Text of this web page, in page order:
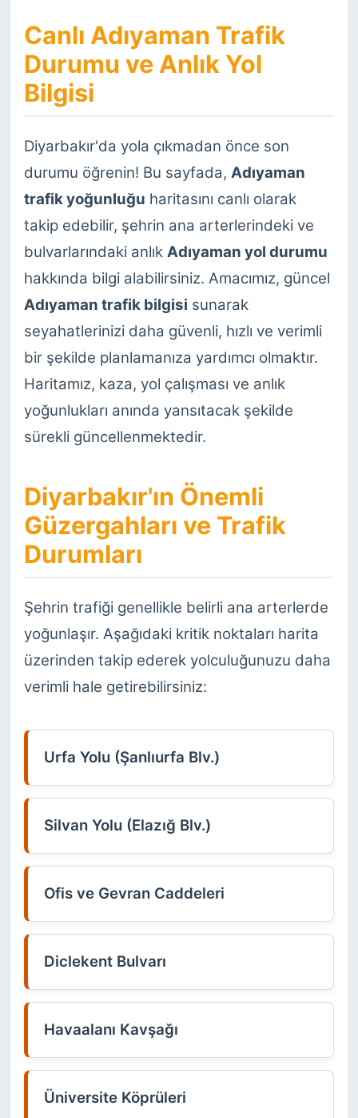
Canlı Adıyaman Trafik
Durumu ve Anlık Yol
Bilgisi
Diyarbakır'da yola çıkmadan önce son
durumu öğrenin! Bu sayfada, Adıyaman
trafik yoğunluğu haritasını canlı olarak
takip edebilir, şehrin ana arterlerindeki ve
bulvarlarındaki anlık Adıyaman yol durumu
hakkında bilgi alabilirsiniz. Amacımız, güncel
Adıyaman trafik bilgisi sunarak
seyahatlerinizi daha güvenli, hızlı ve verimli
bir şekilde planlamanıza yardımcı olmaktır.
Haritamız, kaza, yol çalışması ve anlık
yoğunlukları anında yansıtacak şekilde
sürekli güncellenmektedir.
Diyarbakır'ın Önemli
Güzergahları ve Trafik
Durumları
Şehrin trafiği genellikle belirli ana arterlerde
yoğunlaşır. Aşağıdaki kritik noktaları harita
üzerinden takip ederek yolculuğunuzu daha
verimli hale getirebilirsiniz:
Urfa Yolu (Şanlıurfa Blv.)
Silvan Yolu (Elazığ Blv.)
Ofis ve Gevran Caddeleri
Diclekent Bulvarı
Havaalanı Kavşağı
Üniversite Köprüleri